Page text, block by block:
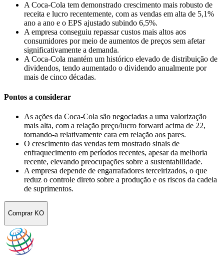
A Coca-Cola tem demonstrado crescimento mais robusto de
receita e lucro recentemente, com as vendas em alta de 5,1%
ano a ano e o EPS ajustado subindo 6,5%.
A empresa conseguiu repassar custos mais altos aos
consumidores por meio de aumentos de preços sem afetar
significativamente a demanda.
A Coca-Cola mantém um histórico elevado de distribuição de
dividendos, tendo aumentado o dividendo anualmente por
mais de cinco décadas.
Pontos a considerar
As ações da Coca-Cola são negociadas a uma valorização
mais alta, com a relação preço/lucro forward acima de 22,
tornando-a relativamente cara em relação aos pares.
O crescimento das vendas tem mostrado sinais de
enfraquecimento em períodos recentes, apesar da melhoria
recente, elevando preocupações sobre a sustentabilidade.
A empresa depende de engarrafadores terceirizados, o que
reduz o controle direto sobre a produção e os riscos da cadeia
de suprimentos.
Comprar KO